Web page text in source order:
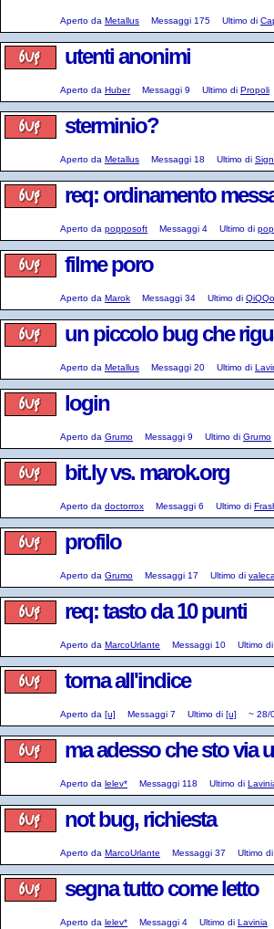
Aperto da Metallus Messaggi 175 Ultimo di
utenti anonimi
Aperto da Huber Messaggi 9 Ultimo di Propoli
sterminio?
Aperto da Metallus Messaggi 18 Ultimo di
req: ordinamento
Aperto da popposoft Messaggi 4 Ultimo di
filme poro
Aperto da Marok Messaggi 34 Ultimo di QiQQo
un piccolo bug che
Aperto da Metallus Messaggi 20 Ultimo di
login
Aperto da Grumo Messaggi 9 Ultimo di Grumo
bit.ly vs. marok.org
Aperto da doctorrox Messaggi 6 Ultimo di
profilo
Aperto da Grumo Messaggi 17 Ultimo di
req: tasto da 10 punti
Aperto da MarcoUrlante Messaggi 10 Ultimo di
torna all'indice
Aperto da [u] Messaggi 7 Ultimo di [u] ~ 28/
ma adesso che sto via
Aperto da lelev* Messaggi 118 Ultimo di
not bug, richiesta
Aperto da MarcoUrlante Messaggi 37 Ultimo di
segna tutto come letto
Aperto da lelev* Messaggi 4 Ultimo di Lavinia